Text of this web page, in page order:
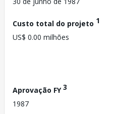
Custo total do projeto 1
US$ 0.00 milhões
Aprovação FY3
1987